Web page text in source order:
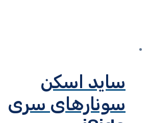
ساید اسکن
سونارهای سری